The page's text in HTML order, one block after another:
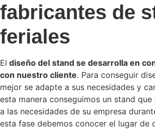
fabricantes de
feriales
El diseño del stand se desarrolla en
con nuestro cliente. Para conseguir
mejor se adapte a sus necesidades y
esta manera conseguimos un stand
a las necesidades de su empresa
esta fase debemos conocer el lugar de